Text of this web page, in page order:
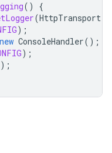
()
{
(HttpTransport
);
new ConsoleHandler();
);
);